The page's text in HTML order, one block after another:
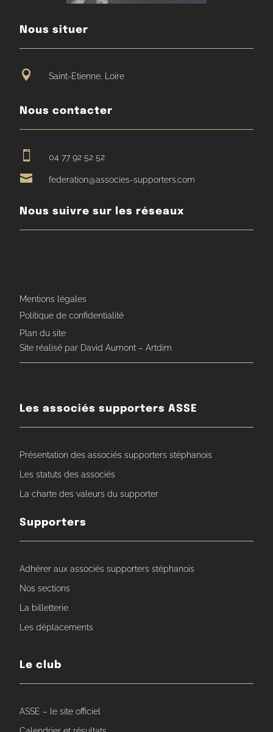
Nous situer
 Saint-Etienne, Loire
Nous contacter
 04 77 92 52 52
 federation@associes-supporters.com
Nous suivre sur les réseaux
Mentions légales
Politique de confidentialité
Plan du site
Site réalisé par David Aumont – Artdim
Les associés supporters ASSE
Présentation des associés supporters stéphanois
Les statuts des associés
La charte des valeurs du supporter
Supporters
Adhérer aux associés supporters stéphanois
Nos sections
La billetterie
Les déplacements
Le club
ASSE – le site officiel